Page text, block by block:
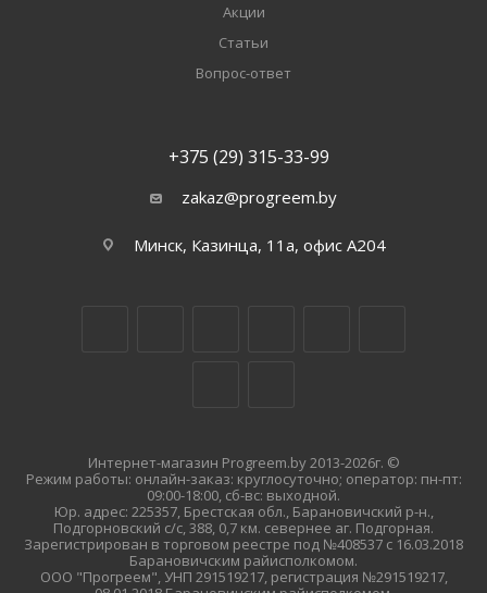
Акции
Статьи
Вопрос-ответ
+375 (29) 315-33-99
zakaz@progreem.by
Минск, Казинца, 11а, офис А204
Интернет-магазин Progreem.by 2013-2026г. ©
Режим работы: онлайн-заказ: круглосуточно; оператор: пн-пт:
09:00-18:00, сб-вс: выходной.
Юр. адрес: 225357, Брестская обл., Барановичский р-н.,
Подгорновский с/с, 388, 0,7 км. севернее аг. Подгорная.
Зарегистрирован в торговом реестре под №408537 с 16.03.2018
Барановичским райисполкомом.
ООО "Прогреем", УНП 291519217, регистрация №291519217,